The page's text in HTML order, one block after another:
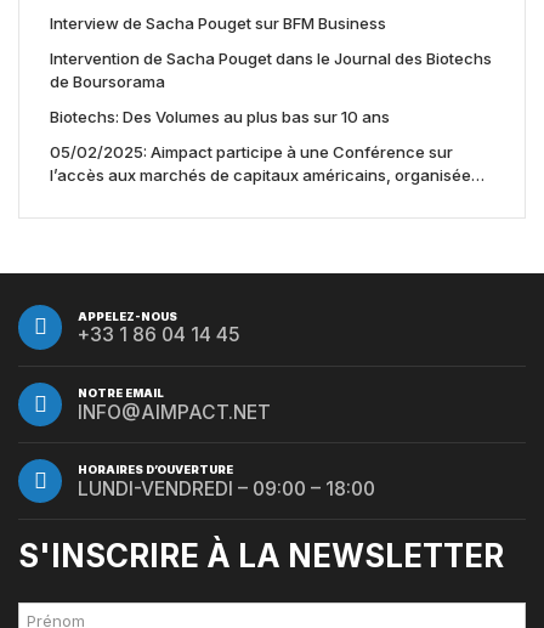
Interview de Sacha Pouget sur BFM Business
Intervention de Sacha Pouget dans le Journal des Biotechs
de Boursorama
Biotechs: Des Volumes au plus bas sur 10 ans
05/02/2025: Aimpact participe à une Conférence sur
l’accès aux marchés de capitaux américains, organisée
APPELEZ-NOUS
+33 1 86 04 14 45
NOTRE EMAIL
INFO@AIMPACT.NET
HORAIRES D’OUVERTURE
LUNDI-VENDREDI – 09:00 – 18:00
S'INSCRIRE À LA NEWSLETTER